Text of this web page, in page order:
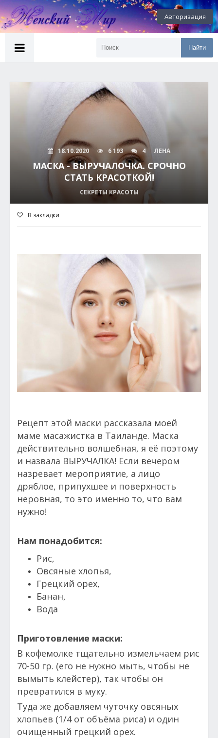
Авторизация
Найти
18.10.2020 6 193 4 ЛЕНА
МАСКА - ВЫРУЧАЛОЧКА. СРОЧНО
СТАТЬ КРАСОТКОЙ!
СЕКРЕТЫ КРАСОТЫ
В закладки
Рецепт этой маски рассказала моей
маме масажистка в Таиланде. Маска
действительно волшебная, я её поэтому
и назвала ВЫРУЧАЛКА! Если вечером
назревает мероприятие, а лицо
дряблое, припухшее и поверхность
неровная, то это именно то, что вам
нужно!
Нам понадобится:
Рис,
Овсяные хлопья,
Грецкий орех,
Банан,
Вода
Приготовление маски:
В кофемолке тщательно измельчаем рис
70-50 гр. (его не нужно мыть, чтобы не
вымыть клейстер), так чтобы он
превратился в муку.
Туда же добавляем чуточку овсяных
хлопьев (1/4 от объёма риса) и один
очищенный грецкий орех.